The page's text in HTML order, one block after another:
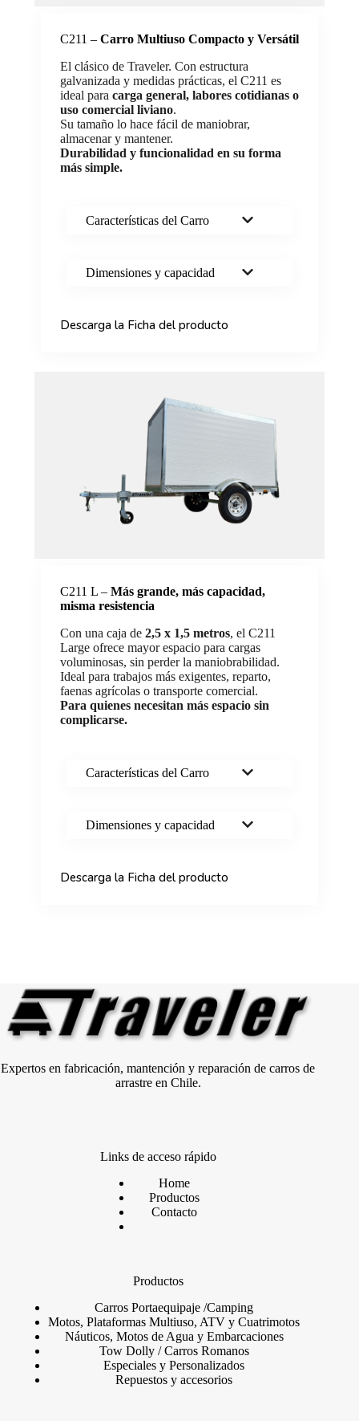
C211 – Carro Multiuso Compacto y Versátil
El clásico de Traveler. Con estructura
galvanizada y medidas prácticas, el C211 es
ideal para carga general, labores cotidianas o
uso comercial liviano.
Su tamaño lo hace fácil de maniobrar,
almacenar y mantener.
Durabilidad y funcionalidad en su forma
más simple.
Características del Carro
Dimensiones y capacidad
Descarga la Ficha del producto
C211 L – Más grande, más capacidad,
misma resistencia
Con una caja de 2,5 x 1,5 metros, el C211
Large ofrece mayor espacio para cargas
voluminosas, sin perder la maniobrabilidad.
Ideal para trabajos más exigentes, reparto,
faenas agrícolas o transporte comercial.
Para quienes necesitan más espacio sin
complicarse.
Características del Carro
Dimensiones y capacidad
Descarga la Ficha del producto
Expertos en fabricación, mantención y reparación de carros de
arrastre en Chile.
Links de acceso rápido
Home
Productos
Contacto
Productos
Carros Portaequipaje /Camping
Motos, Plataformas Multiuso, ATV y Cuatrimotos
Náuticos, Motos de Agua y Embarcaciones
Tow Dolly / Carros Romanos
Especiales y Personalizados
Repuestos y accesorios